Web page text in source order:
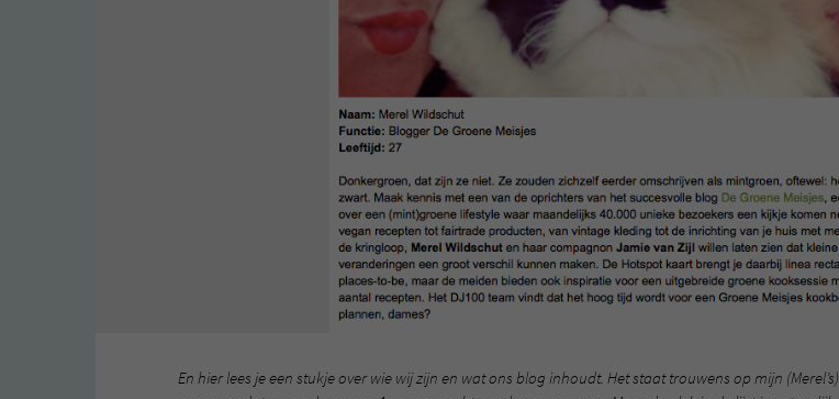
En hier lees je een stukje over wie wij zijn en wat ons blog inhoudt. Het staat trouwens op mijn (Merel’s)